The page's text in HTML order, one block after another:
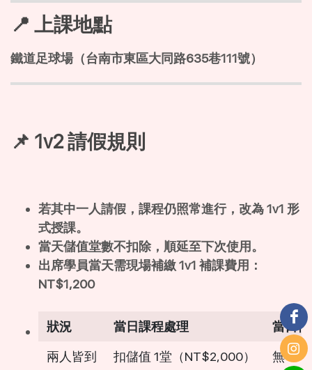
📍 上課地點
鐵道足球場（台南市東區大同路635巷111號）
📌 1v2 請假規則
若其中一人請假，課程仍照常進行，改為 1v1 形
式授課。
當天儲值堂數不扣除，順延至下次使用。
出席學員當天需現場補繳 1v1 補課費用：
NT$1,200
狀況 當日課程處理 當日
兩人皆到 扣儲值 1堂（NT$2,000） 無